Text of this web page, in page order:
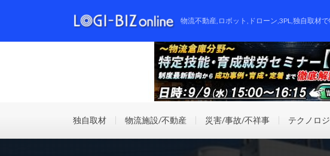
物流不動産,ロボット,ドローン,3PL,独自取材
独自取材 物流施設/不動産 災害/事故/不祥事 テクノロ